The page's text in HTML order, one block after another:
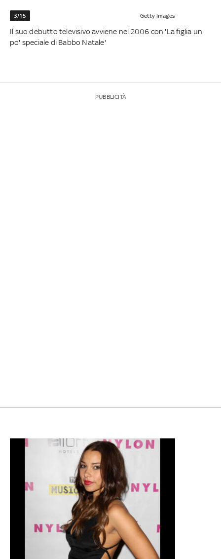
3/15 Getty Images
Il suo debutto televisivo avviene nel 2006 con 'La figlia un
po' speciale di Babbo Natale'
PUBBLICITÀ